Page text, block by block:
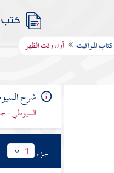
كتب PDF
كتاب المواقيت أول وقت الظهر
شرح
السيوطي -
جزء 1